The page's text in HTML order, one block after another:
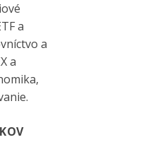
a
a
a